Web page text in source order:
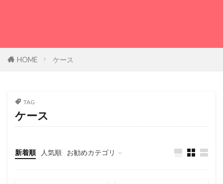
HOME ケース
TAG
ケース
新着順 人気順 お勧めカテゴリ
iPhone/iPad